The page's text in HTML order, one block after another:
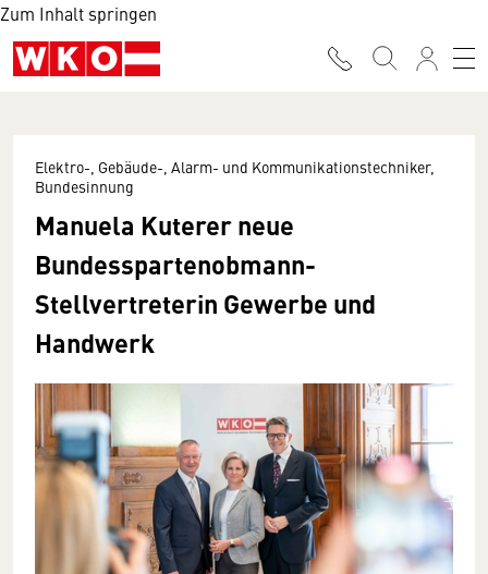
Zum Inhalt springen
Elektro-, Gebäude-, Alarm- und Kommunikationstechniker,
Bundesinnung
Manuela Kuterer neue
Bundesspartenobmann-
Stellvertreterin Gewerbe und
Handwerk